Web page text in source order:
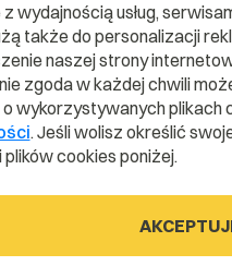
_now?
_now?
wydajnością usług,
także do personalizacji
naszej strony
zgoda w każdej chwili
wykorzystywanych plikach
. Jeśli wolisz określić
cookies poniżej.